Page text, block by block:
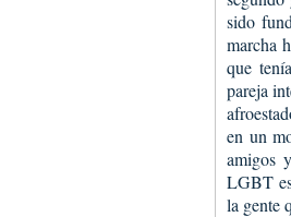
sido
marcha
que
pareja
en un
amigos
LGBT
la gente